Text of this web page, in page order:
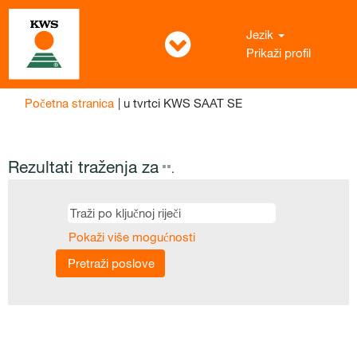
Jezik
Prikaži profil
Početna stranica | u tvrtci KWS SAAT SE(trenutačna
Rezultati traženja za "".
Pokaži više mogućnosti